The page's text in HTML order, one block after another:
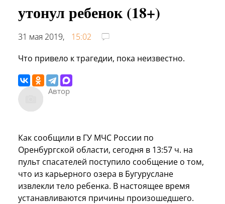
утонул ребенок (18+)
31 мая 2019,
15:02
Что привело к трагедии, пока неизвестно.
Автор
Как сообщили в ГУ МЧС России по
Оренбургской области, сегодня в 13:57 ч. на
пульт спасателей поступило сообщение о том,
что из карьерного озера в Бугуруслане
извлекли тело ребенка. В настоящее время
устанавливаются причины произошедшего.